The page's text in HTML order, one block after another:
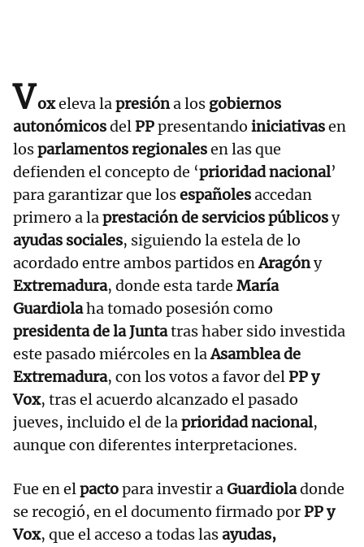
Voxeleva lapresióna los gobiernos
autonómicosdelPPpresentando iniciativasen
losparlamentos regionalesen las que
defienden el concepto de ‘prioridad nacional’
para garantizar que losespañolesaccedan
primero a laprestación de servicios públicosy
ayudas sociales, siguiendo la estela de lo
acordado entre ambos partidos enAragóny
Extremadura, donde esta tarde María
Guardiolaha tomado posesión como
presidenta de la Juntatras haber sido investida
este pasado miércoles en laAsamblea de
Extremadura, con los votos a favor delPP y
Vox, tras el acuerdo alcanzado el pasado
jueves, incluido el de laprioridad nacional,
aunque con diferentes interpretaciones.
Fue en elpactopara investir aGuardioladonde
se recogió, en el documento firmado porPP y
Vox, que el acceso a todas lasayudas,